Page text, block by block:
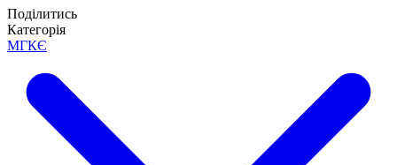
Поділитись
Категорія
МГКЄ